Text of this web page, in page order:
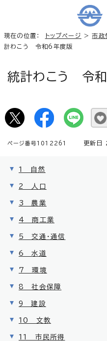
現在の位置： トップページ >市政
計わこう 令和6年度版
統計わこう 令
ページ番号1012261 更新日
1 自然
2 人口
3 農業
4 商工業
5 交通・通信
6 水道
7 環境
8 社会保障
9 建設
10 文教
11 市民所得